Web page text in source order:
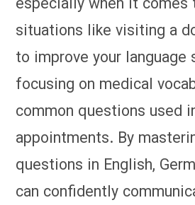
situations like visiting a
to improve your language
focusing on medical
common questions used
appointments. By
questions in English,
can confidently